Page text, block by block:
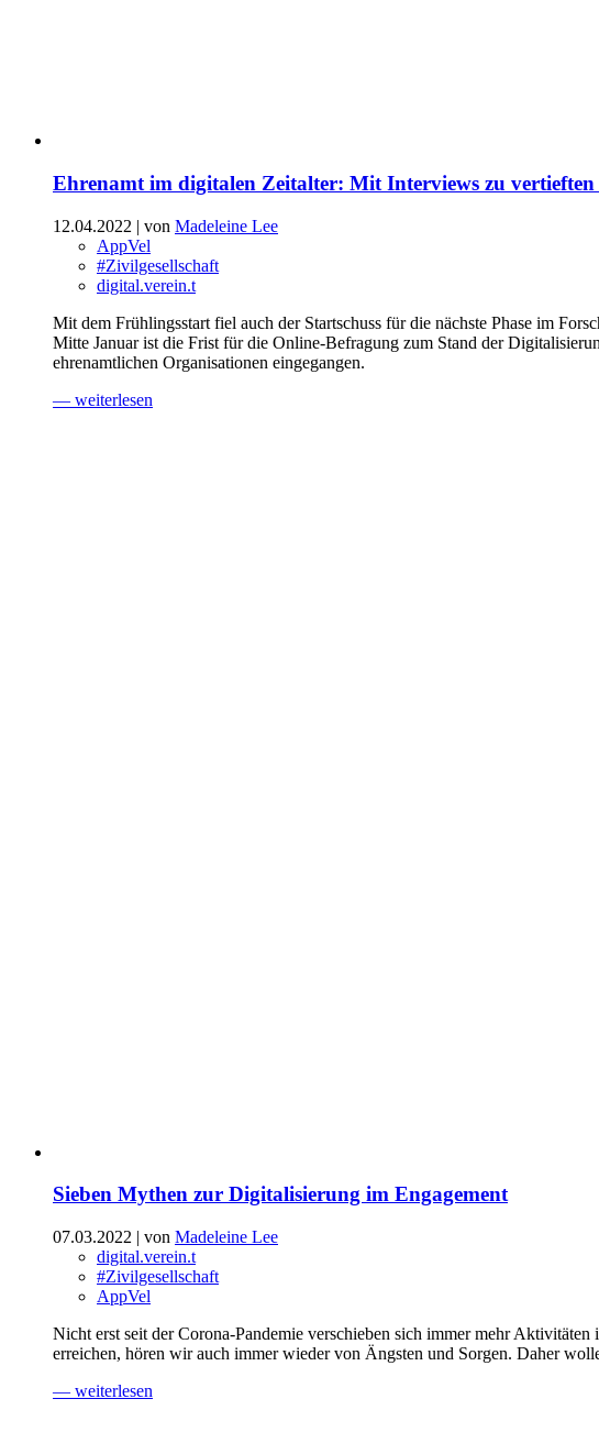
Ehrenamt im digitalen Zeitalter: Mit Interviews zu vertieften
12.04.2022 | von Madeleine Lee
AppVel
#Zivilgesellschaft
digital.verein.t
Mit dem Frühlingsstart fiel auch der Startschuss für die nächste Phase im
Mitte Januar ist die Frist für die Online-Befragung zum Stand der
ehrenamtlichen Organisationen eingegangen.
— weiterlesen
Sieben Mythen zur Digitalisierung im Engagement
07.03.2022 | von Madeleine Lee
digital.verein.t
#Zivilgesellschaft
AppVel
Nicht erst seit der Corona-Pandemie verschieben sich immer mehr
erreichen, hören wir auch immer wieder von Ängsten und Sorgen. Daher
— weiterlesen